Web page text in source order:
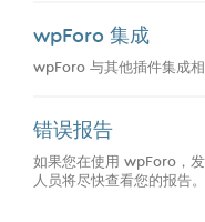
wpForo 集成
wpForo 与其他插件集成
错误报告
如果您在使用 wpForo，
人员将尽快查看您的报告。